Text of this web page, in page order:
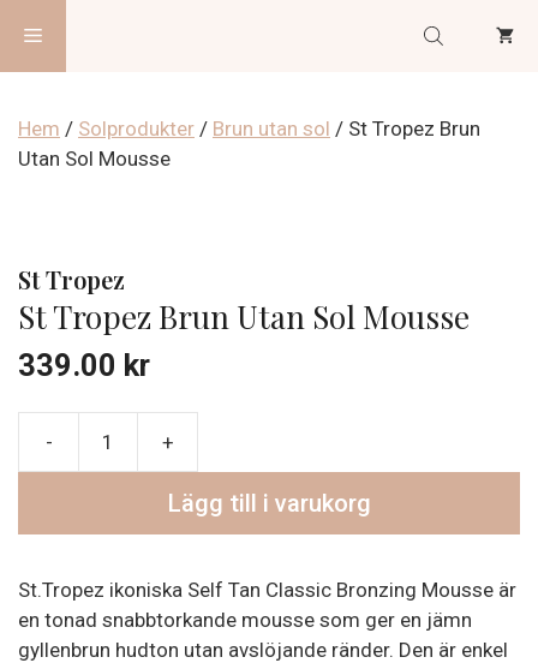
innehåll
Meny
Hem / Solprodukter / Brun utan sol / St Tropez Brun
Utan Sol Mousse
St Tropez
St Tropez Brun Utan Sol Mousse
339.00 kr
Brun
Mousse
mängd
Lägg till i varukorg
St.Tropez ikoniska Self Tan Classic Bronzing Mousse är
en tonad snabbtorkande mousse som ger en jämn
gyllenbrun hudton utan avslöjande ränder. Den är enkel